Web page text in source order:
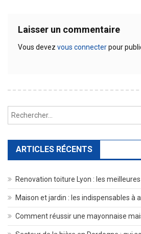
Laisser un commentaire
Vous devez vous connecterpour
ARTICLES RÉCENTS
Renovation toiture Lyon : les
Maison et jardin : les indispensables à
Comment réussir une mayonnaise